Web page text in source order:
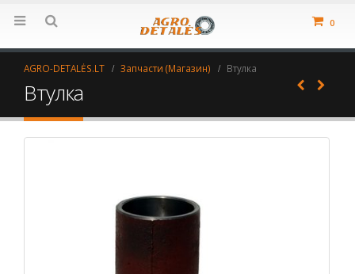
0
AGRO-DETALĖS.LT Запчасти (Магазин) Втулка
Втулка